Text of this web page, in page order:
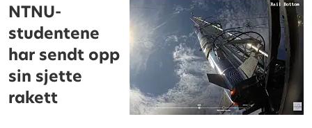
NTNU-
studentene
har sendt opp
sin sjette
rakett